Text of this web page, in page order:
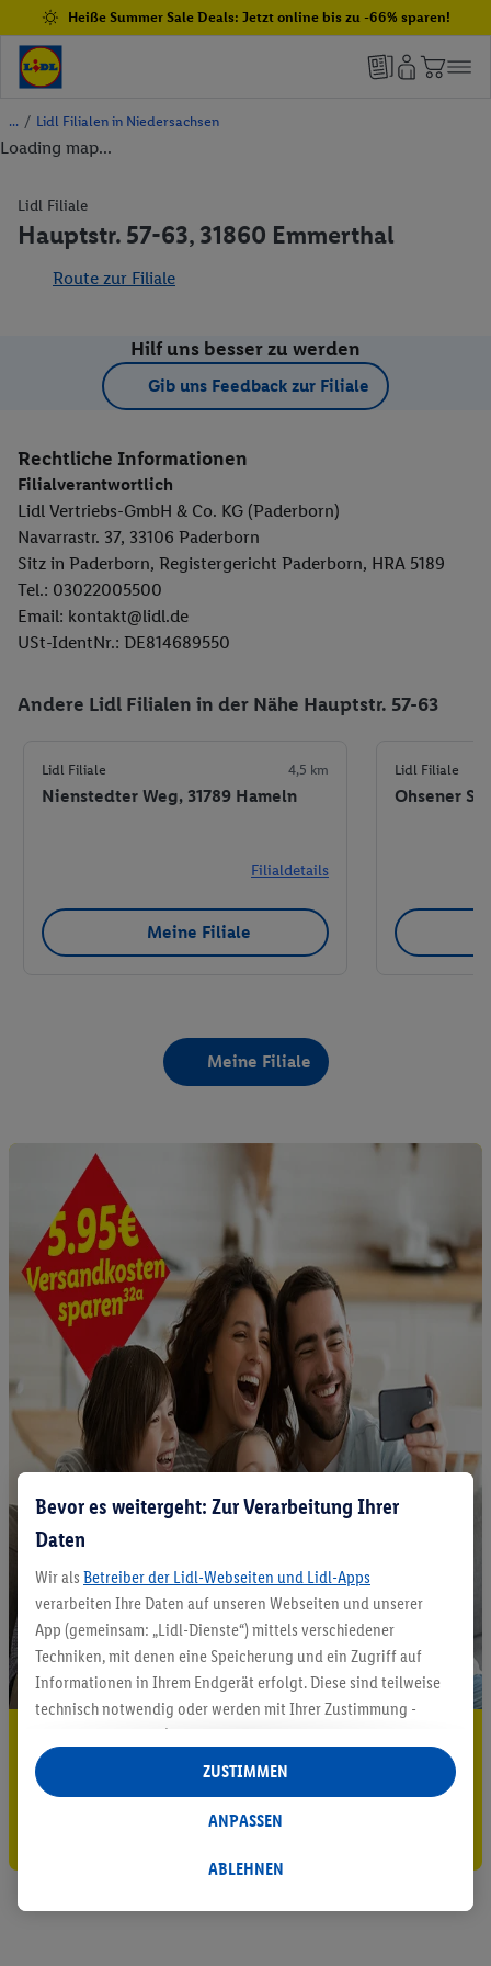
Heiße Summer Sale Deals: Jetzt online bis zu -66% sparen!
/ Lidl Filialen in Niedersachsen
Loading map...
Lidl Filiale
Hauptstr. 57-63, 31860 Emmerthal
Route zur Filiale
Hilf uns besser zu werden
Gib uns Feedback zur Filiale
Rechtliche Informationen
Filialverantwortlich
Lidl Vertriebs-GmbH & Co. KG (Paderborn)
Navarrastr. 37, 33106 Paderborn
Sitz in Paderborn, Registergericht Paderborn, HRA 5189
Tel.: 03022005500
Email: kontakt@lidl.de
USt-IdentNr.: DE814689550
Andere Lidl Filialen in der Nähe Hauptstr. 57-63
Lidl Filiale 4,5 km
Nienstedter Weg, 31789 Hameln
Filialdetails
Meine Filiale
Lidl Filiale
Ohsener
Meine Filiale
5.95 € Versand sparen³²ᵃ
Jetzt zum Newsletter anmelden
Gutschein sichern!
Bevor es weitergeht: Zur Verarbeitung Ihrer
Daten
Wir als Betreiber der Lidl-Webseiten und Lidl-Apps
verarbeiten Ihre Daten auf unseren Webseiten und unserer
App (gemeinsam: „Lidl-Dienste“) mittels verschiedener
Techniken, mit denen eine Speicherung und ein Zugriff auf
Informationen in Ihrem Endgerät erfolgt. Diese sind teilweise
technisch notwendig oder werden mit Ihrer Zustimmung -
auch durch Partner (u.a.
Verantwortliche; im Zusammenhang mit dem IAB TCF
insgesamt
Statistik-Erstellung oder für personalisierte Werbung
Datenverarbeitungen für personalisierte Werbung werden
ABLEHNEN
ANPASSEN
ZUSTIMMEN